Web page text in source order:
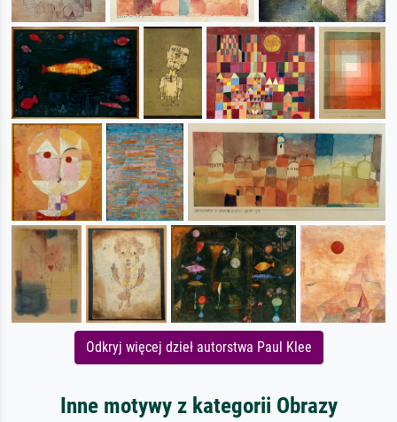
Odkryj więcej dzieł autorstwa Paul Klee
Inne motywy z kategorii Obrazy